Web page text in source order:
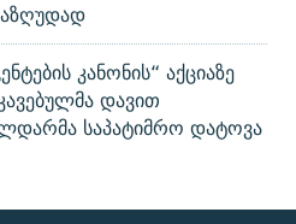
კანონის“ აქციაზე
დავით
საპატიმრო დატოვა